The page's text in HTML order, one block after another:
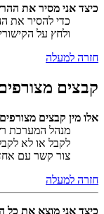
כיצד אני מסיר את
כדי להסיר את
ולחץ על
חזרה למעלה
קבצים
אלו מין קבצים
מנהל המערכת
לקבל או לא
צור קשר עם
חזרה למעלה
כיצד אני מוצא את כל